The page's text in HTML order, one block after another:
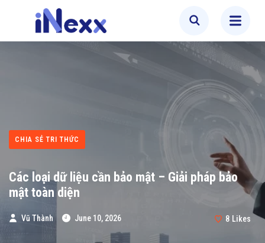
CHIA SẺ TRI THỨC
Các loại dữ liệu cần bảo mật – Giải pháp bảo
mật toàn diện
Vũ Thành June 10, 2026 8 Likes